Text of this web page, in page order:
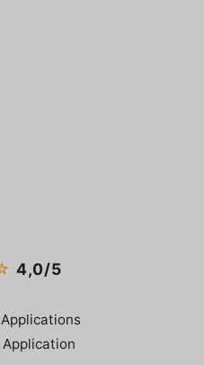
4,0/5
Applications
Application